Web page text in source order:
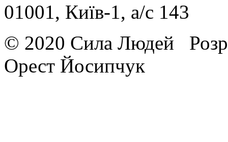
01001, Київ-1, a/c 143
© 2020 Сила Людей
Орест Йосипчук